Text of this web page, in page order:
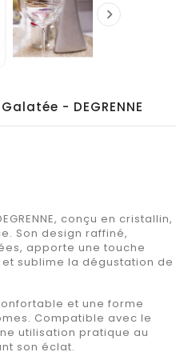

- DEGRENNE
conçu en cristallin,
Son design raffiné,
apporte une touche
sublime la dégustation de
et une forme
Compatible avec le
utilisation pratique au
son éclat.